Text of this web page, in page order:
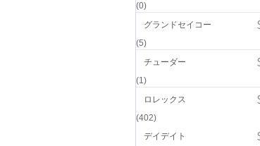
(0)
グランドセイコー
(5)
チューダー
(1)
ロレックス
(402)
デイデイト